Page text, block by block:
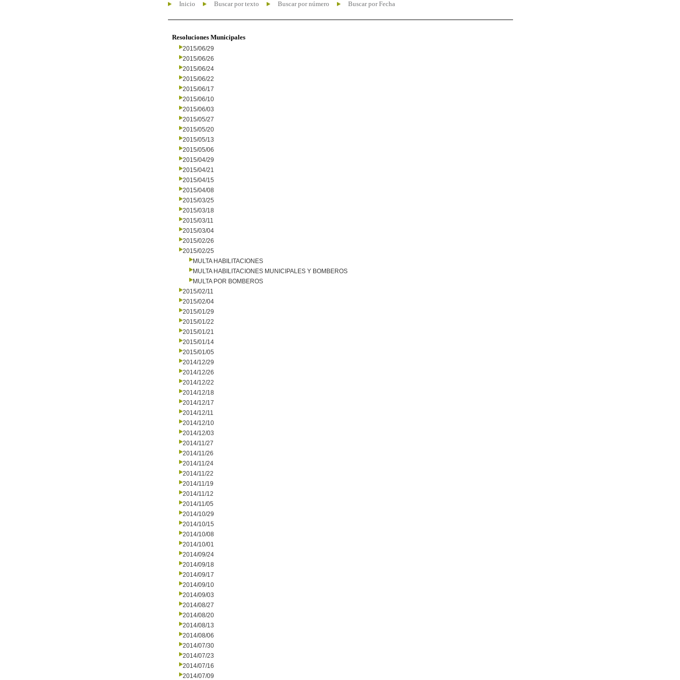
Inicio Buscar por texto Buscar por número Buscar por Fecha
Resoluciones Municipales
2015/06/29
2015/06/26
2015/06/24
2015/06/22
2015/06/17
2015/06/10
2015/06/03
2015/05/27
2015/05/20
2015/05/13
2015/05/06
2015/04/29
2015/04/21
2015/04/15
2015/04/08
2015/03/25
2015/03/18
2015/03/11
2015/03/04
2015/02/26
2015/02/25
MULTA HABILITACIONES
MULTA HABILITACIONES MUNICIPALES Y BOMBEROS
MULTA POR BOMBEROS
2015/02/11
2015/02/04
2015/01/29
2015/01/22
2015/01/21
2015/01/14
2015/01/05
2014/12/29
2014/12/26
2014/12/22
2014/12/18
2014/12/17
2014/12/11
2014/12/10
2014/12/03
2014/11/27
2014/11/26
2014/11/24
2014/11/22
2014/11/19
2014/11/12
2014/11/05
2014/10/29
2014/10/15
2014/10/08
2014/10/01
2014/09/24
2014/09/18
2014/09/17
2014/09/10
2014/09/03
2014/08/27
2014/08/20
2014/08/13
2014/08/06
2014/07/30
2014/07/23
2014/07/16
2014/07/09